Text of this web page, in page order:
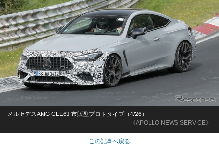
《APOLLO NEWS SERVICE》
メルセデスAMG CLE63 市販型プロトタイプ（4/26）
この記事へ戻る